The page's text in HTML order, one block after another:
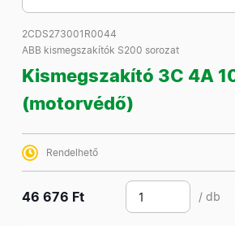
2CDS273001R0044
ABB kismegszakítók S200 sorozat
Kismegszakító 3C 4A
(motorvédő)
Rendelhető
46 676 Ft / db